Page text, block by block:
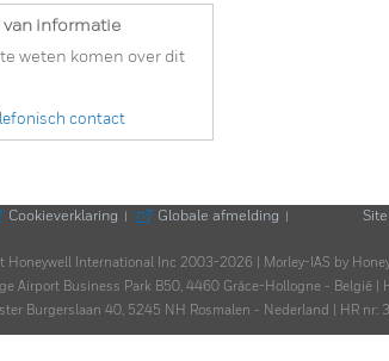
van informatie
te weten komen over dit
contact
Cookieverklaring Globale afmelding
Honeywell International Inc 2003-2026 | Morley-IAS by
Airport Business Park B50, 4460 Grâce-Hollogne - België |
Burgerslaan 40, 5245 NH Rosmalen - Nederland | HR